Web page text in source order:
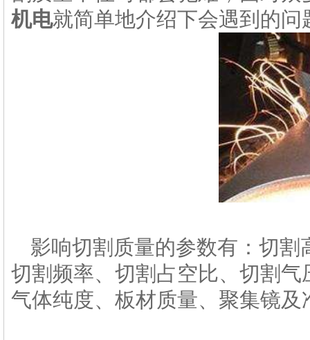
机电就简单地介绍下会遇到的
影响切割质量的参数有：切
切割频率、切割占空比、切割
气体纯度、板材质量、聚集镜及